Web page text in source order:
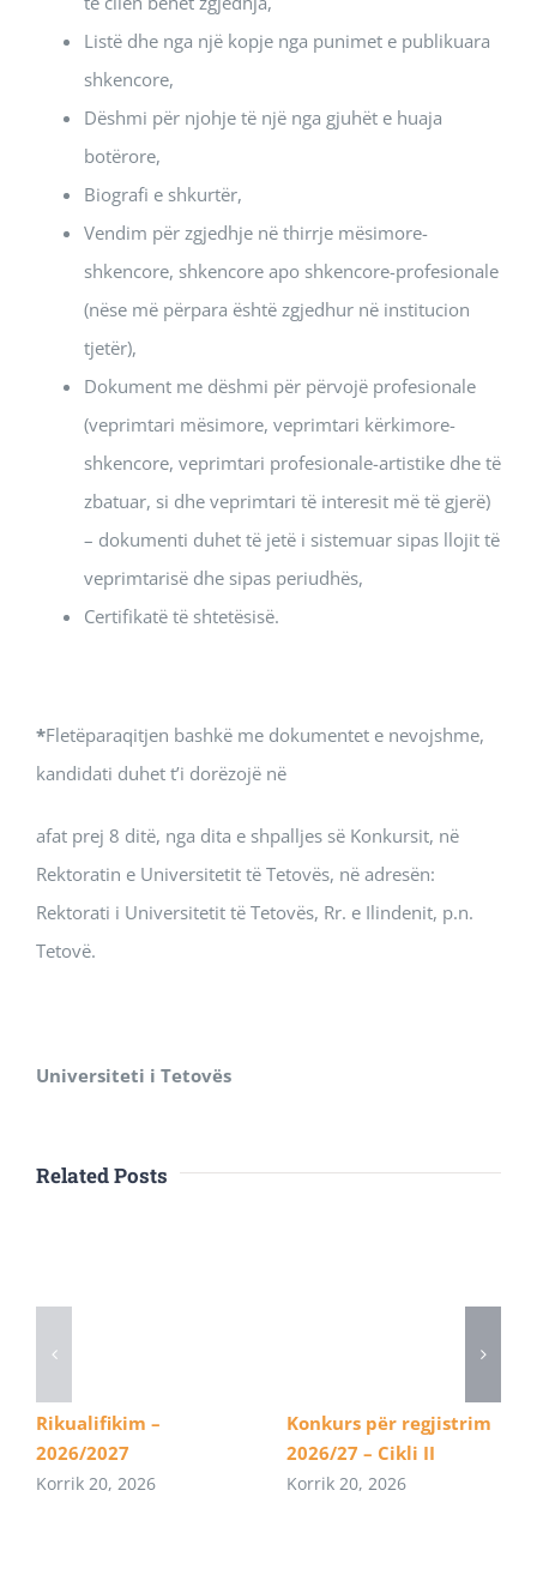
Listë dhe nga një kopje nga punimet e publikuara
shkencore,
Dëshmi për njohje të një nga gjuhët e huaja
botërore,
Biografi e shkurtër,
Vendim për zgjedhje në thirrje mësimore-
shkencore, shkencore apo shkencore-profesionale
(nëse më përpara është zgjedhur në institucion
tjetër),
Dokument me dëshmi për përvojë profesionale
(veprimtari mësimore, veprimtari kërkimore-
shkencore, veprimtari profesionale-artistike dhe të
zbatuar, si dhe veprimtari të interesit më të gjerë)
– dokumenti duhet të jetë i sistemuar sipas llojit të
veprimtarisë dhe sipas periudhës,
Certifikatë të shtetësisë.
*Fletëparaqitjen bashkë me dokumentet e nevojshme,
kandidati duhet t’i dorëzojë në
afat prej 8 ditë, nga dita e shpalljes së Konkursit, në
Rektoratin e Universitetit të Tetovës, në adresën:
Rektorati i Universitetit të Tetovës, Rr. e Ilindenit, p.n.
Tetovë.
Universiteti i Tetovës
Related Posts
Rikualifikim –
2026/2027
Korrik 20, 2026
Konkurs për regjistrim
2026/27 – Cikli II
Korrik 20, 2026